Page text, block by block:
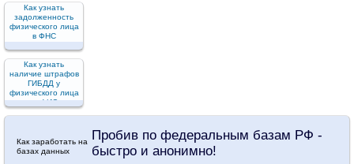
Как узнать
задолженность
физического лица
в ФНС
Как узнать
наличие штрафов
ГИБДД у
физического лица
по ФИО
Пробив по федеральным базам РФ -
быстро и анонимно!
Как заработать на
базах данных